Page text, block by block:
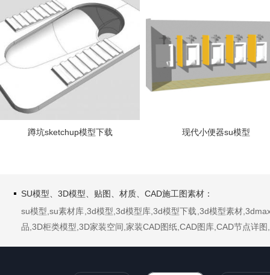
蹲坑sketchup模型下载 现代小便器su模型
SU模型、3D模型、贴图、材质、CAD施工图素材：
su模型,su素材库,3d模型,3d模型库,3d模型下载,3d模型素材
品,3D柜类模型,3D家装空间,家装CAD图纸,CAD图库,CAD节点详